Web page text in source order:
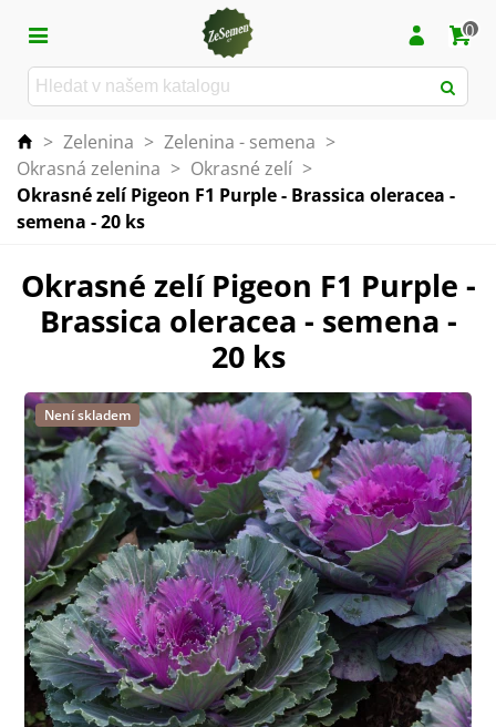
0
> Zelenina > Zelenina - semena >
Okrasná zelenina > Okrasné zelí >
Okrasné zelí Pigeon F1 Purple - Brassica oleracea -
semena - 20 ks
Okrasné zelí Pigeon F1 Purple -
Brassica oleracea - semena -
20 ks
Není skladem